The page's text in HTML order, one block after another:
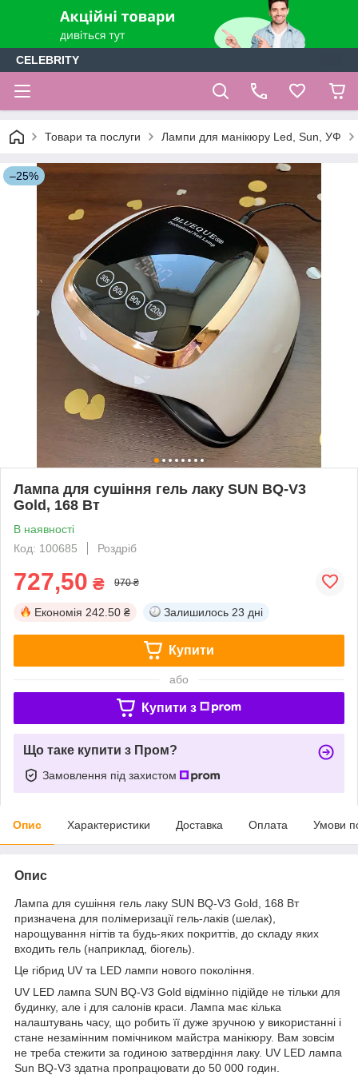
CELEBRITY
Товари та послуги Лампи для манікюру Led, Sun, УФ
–25%
Лампа для сушіння гель лаку SUN BQ-V3
Gold, 168 Вт
В наявності
Код: 100685
Роздріб
727,50 ₴ 970 ₴
Економія 242.50 ₴ Залишилось 23 дні
Купити
або
Купити з
Що таке купити з Пром?
Замовлення під захистом
Опис Характеристики Доставка Оплата Умови
Опис
Лампа для сушіння гель лаку SUN BQ-V3 Gold, 168 Вт
призначена для полімеризації гель-лаків (шелак),
нарощування нігтів та будь-яких покриттів, до складу яких
входить гель (наприклад, біогель).
Це гібрид UV та LED лампи нового покоління.
UV LED лампа SUN BQ-V3 Gold відмінно підійде не тільки для
будинку, але і для салонів краси. Лампа має кілька
налаштувань часу, що робить її дуже зручною у використанні і
стане незамінним помічником майстра манікюру. Вам зовсім
не треба стежити за годиною затвердіння лаку. UV LED лампа
Sun BQ-V3 здатна пропрацювати до 50 000 годин.